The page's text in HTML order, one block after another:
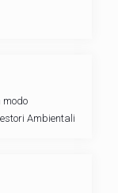
modo
Ambientali